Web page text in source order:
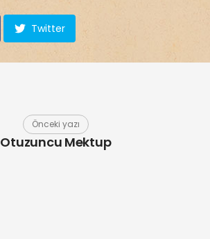
Twitter
Önceki yazı
Otuzuncu Mektup